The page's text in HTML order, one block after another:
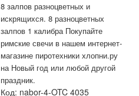
8 залпов разноцветных и
искрящихся. 8 разноцветных
залпов 1 калибра Покупайте
римские свечи в нашем интернет-
магазине пиротехники хлопни.ру
на Новый год или любой другой
праздник.
Код: nabor-4-OTC 4035